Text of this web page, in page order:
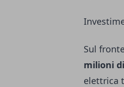
Sul
milioni
elettrica